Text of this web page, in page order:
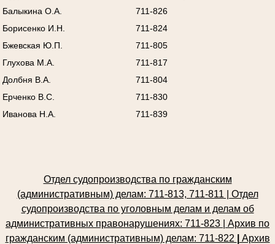
Балыкина О.А.
711-826
Борисенко И.Н.
711-824
Бжевская Ю.П.
711-805
Глухова М.А.
711-817
Долбня В.А.
711-804
Ерченко В.С.
711-830
Иванова Н.А.
711-839
Отдел судопроизводства по гражданским
(административным) делам: 711-813, 711-811 | Отдел
судопроизводства по уголовным делам и делам об
административных правонарушениях: 711-823 | Архив по
гражданским (административным) делам: 711-822
Архив